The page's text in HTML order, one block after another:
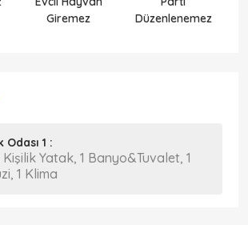
Giremez
Düzenlenemez
Odası 1 :
Kişilik Yatak, 1 Banyo&Tuvalet, 1
1 Klima